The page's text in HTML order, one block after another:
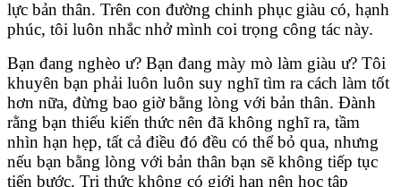
lực bản thân. Trên con đường chinh phục giàu có, hạnh
phúc, tôi luôn nhắc nhở mình coi trọng công tác này.
Bạn đang nghèo ư? Bạn đang mày mò làm giàu ư? Tôi
khuyên bạn phải luôn luôn suy nghĩ tìm ra cách làm tốt
hơn nữa, đừng bao giờ bằng lòng với bản thân. Đành
rằng bạn thiếu kiến thức nên đã không nghĩ ra, tầm
nhìn hạn hẹp, tất cả điều đó đều có thể bỏ qua, nhưng
nếu bạn bằng lòng với bản thân bạn sẽ không tiếp tục
tiến bước. Tri thức không có giới hạn nên học tập